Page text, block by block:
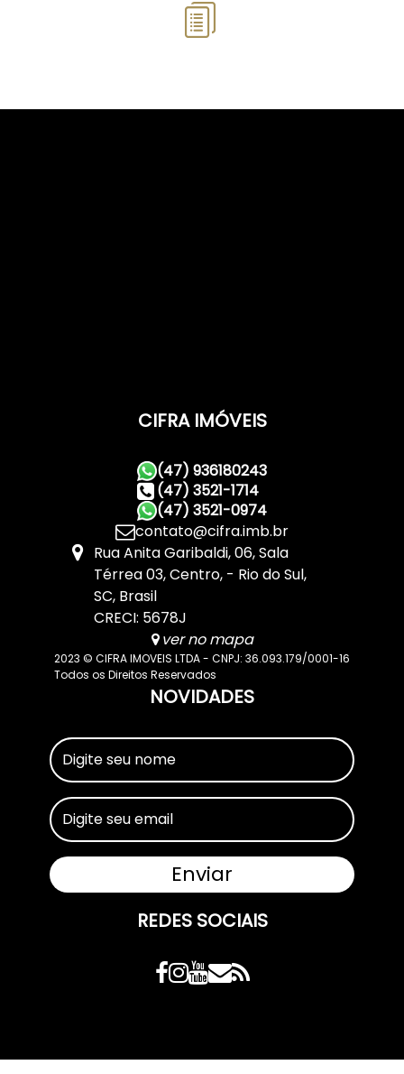
CIFRA IMÓVEIS
(47) 936180243
(47) 3521-1714
(47) 3521-0974
contato@cifra.imb.br
Rua Anita Garibaldi,06,Sala
Térrea 03,Centro, Rio do Sul,
SC, Brasil
CRECI: 5678J
ver no mapa
2023 © CIFRA IMOVEIS LTDA - CNPJ: 36.093.179/0001-16
Todos os Direitos Reservados
NOVIDADES
REDES SOCIAIS